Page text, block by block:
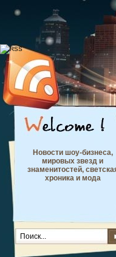
Новости шоу-бизнеса,
мировых звезд и
знаменитостей,
хроника и мода